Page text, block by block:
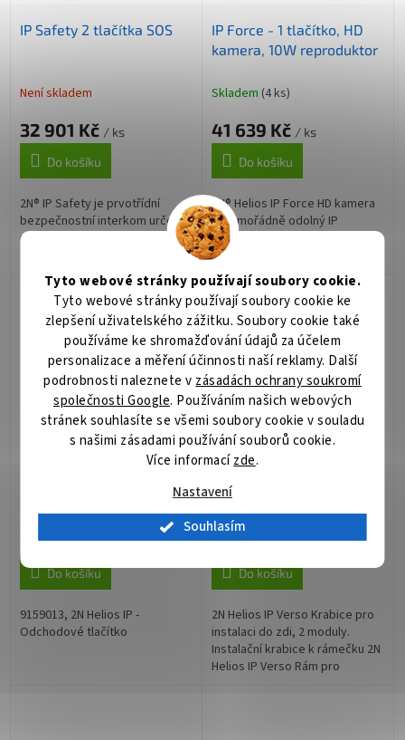
Tyto webové stránky používají soubory cookie.
Tyto webové stránky používají soubory cookie ke
zlepšení uživatelského zážitku. Soubory cookie také
používáme ke shromažďování údajů za účelem
personalizace a měření účinnosti naší reklamy. Další
podrobnosti naleznete v zásadách ochrany soukromí
společnosti Google. Používáním našich webových
stránek souhlasíte se všemi soubory cookie v souladu
s našimi zásadami používání souborů cookie.
Více informacízde.
Nastavení
Souhlasím
IP Safety 2 tlačítka SOS
Není skladem
32 901 Kč / ks
Do košíku
2N® IP Safety je prvotřídní
bezpečnostní interkom určený
pro nouzovou komunikaci.
vodou nebo vystaven mrazu
−40°C. Ve všech případech je
IP Force - 1 tlačítko, HD
kamera, 10W reproduktor
Skladem (4 ks)
41 639 Kč / ks
Do košíku
2N® Helios IP Force HD kamera
je mimořádně odolný IP
interkom, který vám zajistí
pohodlnou komunikaci s
příchozími a spolehlivé
zabezpečení vstupu do
objektu. Podporuje hlasovou...
Helios IP vario
960 Kč/ ks
Do košíku
9159013, 2N Helios IP -
Odchodové tlačítko
HELIOS IP Verso krabice 2
moduly
Skladem
1 210 Kč/ ks
Do košíku
2N Helios IP Verso Krabice pro
instalaci do zdi, 2 moduly.
Instalační krabice k rámečku 2N
Helios IP Verso Rám pro